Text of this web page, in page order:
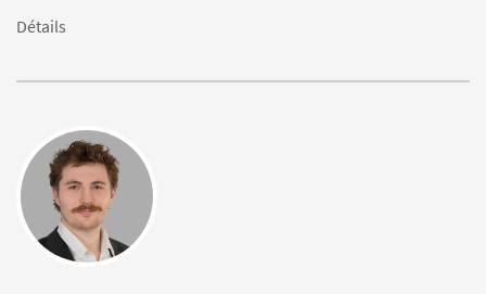
Détails